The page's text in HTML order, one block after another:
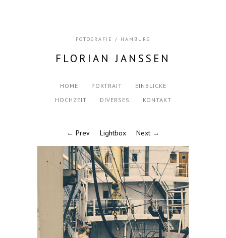
FOTOGRAFIE / HAMBURG
FLORIAN JANSSEN
HOME PORTRAIT
EINBLICKE
HOCHZEIT
DIVERSES KONTAKT
← Prev Lightbox Next →